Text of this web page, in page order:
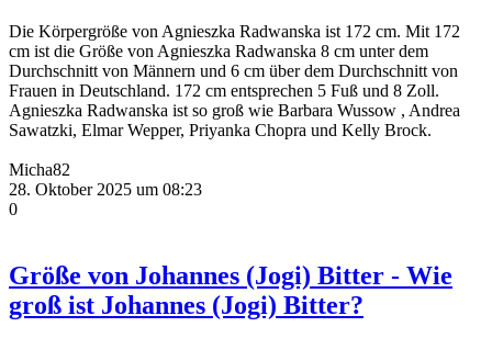
Die Körpergröße von Agnieszka Radwanska ist 172 cm. Mit 172
cm ist die Größe von Agnieszka Radwanska 8 cm unter dem
Durchschnitt von Männern und 6 cm über dem Durchschnitt von
Frauen in Deutschland. 172 cm entsprechen 5 Fuß und 8 Zoll.
Agnieszka Radwanska ist so groß wie Barbara Wussow , Andrea
Sawatzki, Elmar Wepper, Priyanka Chopra und Kelly Brock.
Micha82
28. Oktober 2025 um 08:23
0
Größe von Johannes (Jogi) Bitter - Wie
groß ist Johannes (Jogi) Bitter?